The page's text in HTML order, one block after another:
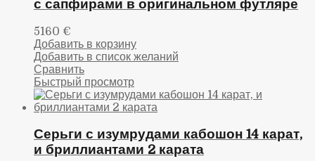
с сапфирами в оригинальном футляре
5160 €
Добавить в корзину
Добавить в список желаний
Сравнить
Быстрый просмотр
Серьги с изумрудами кабошон 14 карат,
и бриллиантами 2 карата